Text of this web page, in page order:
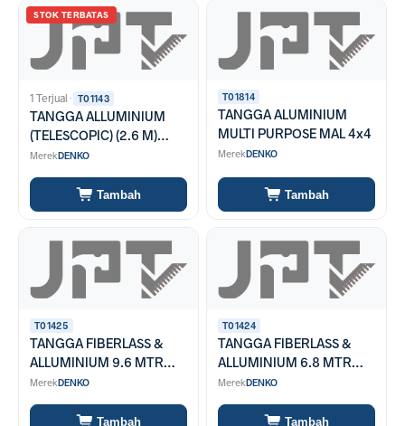
STOK TERBATAS
1 Terjual· T01143
TANGGA ALLUMINIUM
(TELESCOPIC) (2.6 M)
MODEL LURUS (TLA 9)
MerekDENKO
Tambah
T01814
TANGGA ALUMINIUM
MULTI PURPOSE MAL 4x4
MerekDENKO
Tambah
T01425
TANGGA FIBERLASS &
ALLUMINIUM 9.6 MTR
(FEL 2X16)
MerekDENKO
Tambah
T01424
TANGGA FIBERLASS &
ALLUMINIUM 6.8 MTR
(FEL 2X12)
MerekDENKO
Tambah